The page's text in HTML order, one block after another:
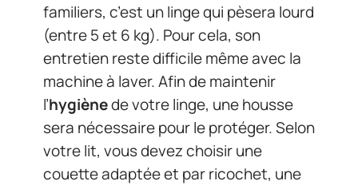
familiers, c’est un linge qui pèsera lourd
(entre 5 et 6 kg). Pour cela, son
entretien reste difficile même avec la
machine à laver. Afin de maintenir
l’hygiènede votre linge, une housse
sera nécessaire pour le protéger. Selon
votre lit, vous devez choisir une
couette adaptée et par ricochet, une